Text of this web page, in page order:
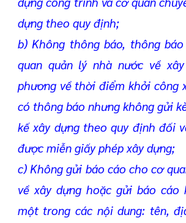
dựng theo quy định;
b) Không thông báo, thông
quan quản lý nhà nước về
phương về thời điểm khởi công
có thông báo nhưng không gửi
kế xây dựng theo quy định đối
được miễn giấy phép xây dựng;
c) Không gửi báo cáo cho cơ
về xây dựng hoặc gửi báo cáo
một trong các nội dung: tên,